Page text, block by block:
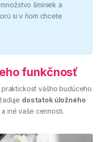
šminiek a
si v ňom chcete
funkčnosť
vášho budúceho
dostatok úložného
iné vaše cennosti.